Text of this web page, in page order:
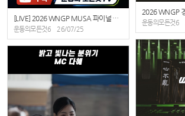
[LIVE] 2026 WNGP MUSA 파이널 당일! 무대 현장 실시간 생중계
운동의모든것6 26/07/25
운동의모든것6